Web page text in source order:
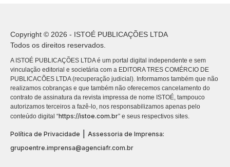
Copyright © 2026 - ISTOÉ PUBLICAÇÕES LTDA
Todos os direitos reservados.
A ISTOÉ PUBLICAÇÕES LTDA é um portal digital independente e sem
vinculação editorial e societária com a EDITORA TRES COMÉRCIO DE
PUBLICACÕES LTDA (recuperação judicial). Informamos também que não
realizamos cobranças e que também não oferecemos cancelamento do
contrato de assinatura da revista impressa de nome ISTOÉ, tampouco
autorizamos terceiros a fazê-lo, nos responsabilizamos apenas pelo
conteúdo digital “https://istoe.com.br” e seus respectivos sites.
Política de Privacidade
Assessoria de Imprensa:
grupoentre.imprensa@agenciafr.com.br